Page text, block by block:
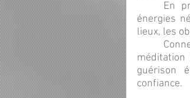
énergies
lieux, les
guérison
confiance.